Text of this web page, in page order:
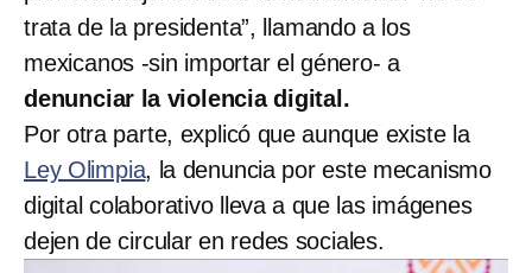
trata de la presidenta”, llamando a los
mexicanos -sin importar el género- a
denunciar la violencia digital.
Por otra parte, explicó que aunque existe la
Ley Olimpia, la denuncia por este mecanismo
digital colaborativo lleva a que las imágenes
dejen de circular en redes sociales.